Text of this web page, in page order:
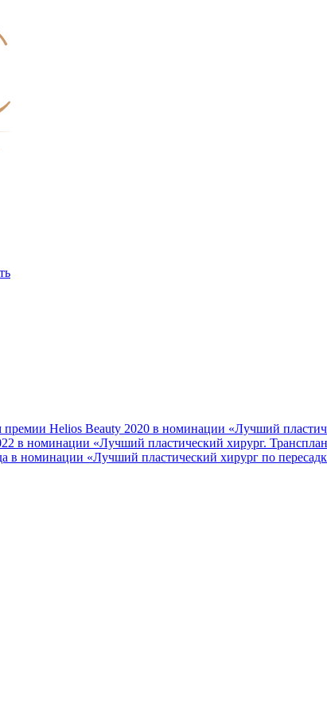
Helios Beauty 2020 в номинации «Лучший
в номинации «Лучший пластический хирург.
в номинации «Лучший пластический хирург по